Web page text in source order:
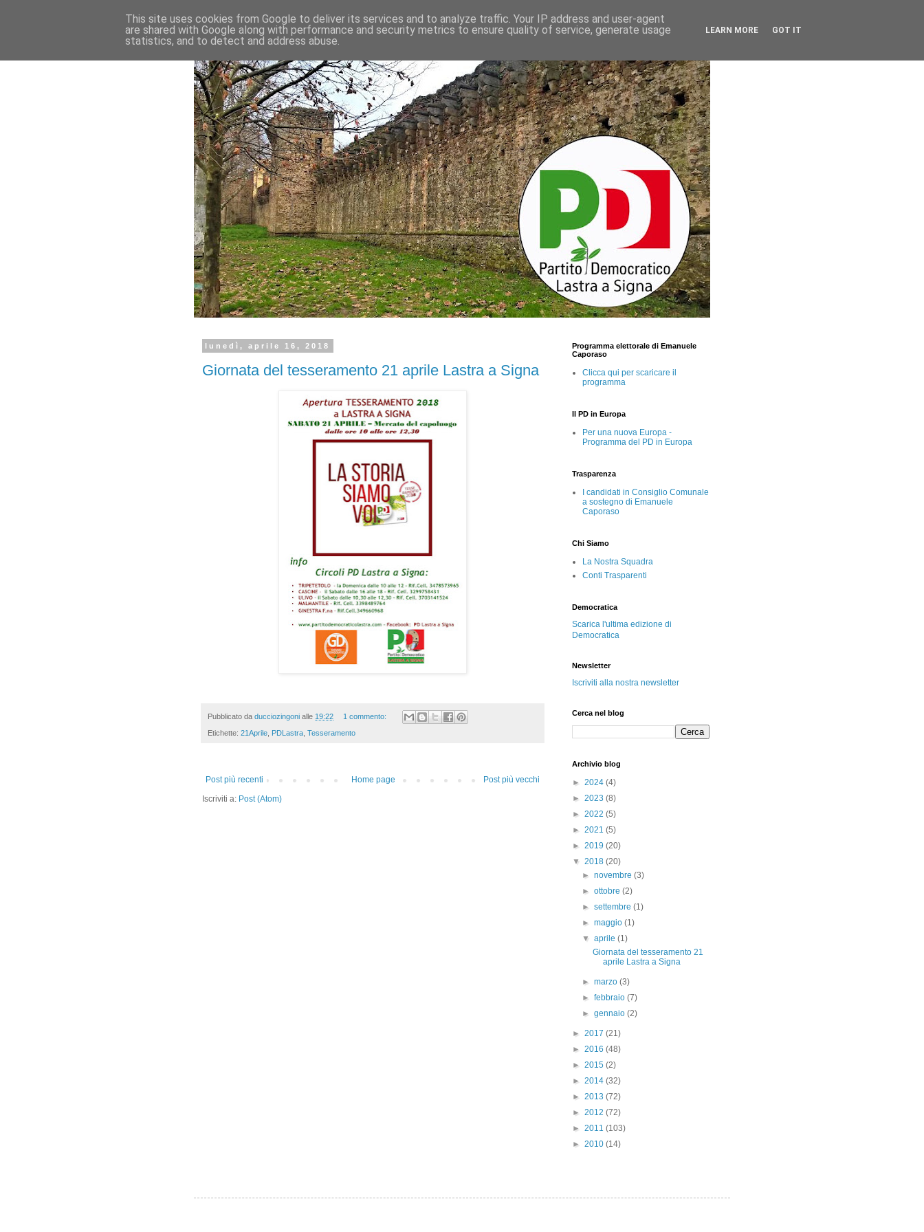
lunedì, aprile 16, 2018
Giornata del tesseramento 21 aprile Lastra a Signa
Pubblicato da ducciozingoni alle 19:22 1 commento:
Etichette: 21Aprile PDLastra Tesseramento
Post più recenti Post più vecchi
Home page
Iscriviti a: Post (Atom)
Programma elettorale di Emanuele
Caporaso
Clicca qui per scaricare il
programma
Il PD in Europa
Per una nuova Europa -
Programma del PD in Europa
Trasparenza
I candidati in Consiglio Comunale
a sostegno di Emanuele
Caporaso
Chi Siamo
La Nostra Squadra
Conti Trasparenti
Democratica
Scarica l'ultima edizione di
Democratica
Newsletter
Iscriviti alla nostra newsletter
Cerca nel blog
Archivio blog
► 2024 (4)
► 2023 (8)
► 2022 (5)
► 2021 (5)
► 2019 (20)
▼ 2018 (20)
►novembre(3)
►ottobre(2)
►settembre(1)
►maggio(1)
▼aprile(1)
Giornata del tesseramento 21
aprile Lastra a Signa
►marzo(3)
►febbraio(7)
►gennaio(2)
► 2017 (21)
► 2016 (48)
► 2015 (2)
► 2014 (32)
► 2013 (72)
► 2012 (72)
► 2011 (103)
► 2010 (14)
This site uses cookies from Google to deliver its services and to analyze traffic. Your IP address and user-agent
are shared with Google along with performance and security metrics to ensure quality of service, generate usage
statistics, and to detect and address abuse.
LEARN MORE GOT IT